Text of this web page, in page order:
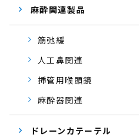
麻酔関連製品
筋弛緩
人工鼻関連
挿管用喉頭鏡
麻酔器関連
ドレーンカテーテル